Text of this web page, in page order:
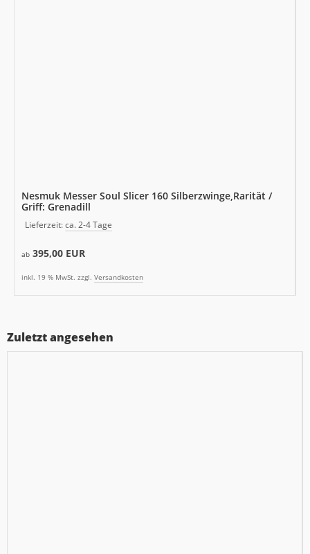
Nesmuk Messer Soul Slicer 160 Silberzwinge,Rarität /
Griff: Grenadill
Lieferzeit:ca. 2-4 Tage
ab 395,00 EUR
inkl. 19 % MwSt. zzgl. Versandkosten
Zuletzt angesehen